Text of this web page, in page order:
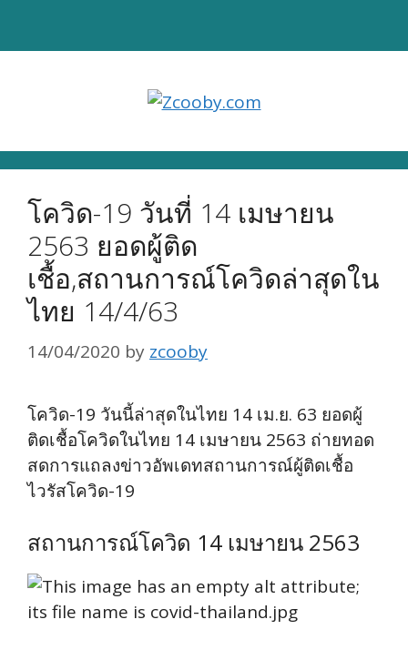
โควิด-19 วันที่ 14 เมษายน
2563 ยอดผู้ติด
เชื้อ,สถานการณ์โควิดล่าสุดใน
ไทย 14/4/63
14/04/2020 by zcooby
โควิด-19 วันนี้ล่าสุดในไทย 14 เม.ย. 63 ยอดผู้
ติดเชื้อโควิดในไทย 14 เมษายน 2563 ถ่ายทอด
สดการแถลงข่าวอัพเดทสถานการณ์ผู้ติดเชื้อ
ไวรัสโควิด-19
สถานการณ์โควิด 14 เมษายน 2563